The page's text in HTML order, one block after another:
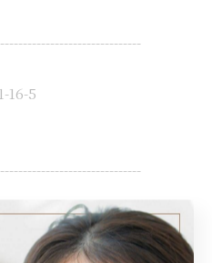
16-5
に戻る 次のページ >